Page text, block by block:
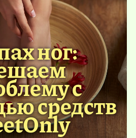
ног:
с
средств